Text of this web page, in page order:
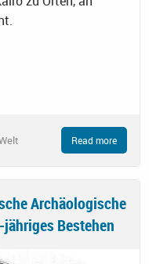
Read more
Archäologische
Bestehen